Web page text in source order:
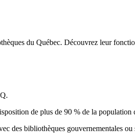
du Québec. Découvrez leur
de plus de 90 % de la population
des bibliothèques gouvernementales ou